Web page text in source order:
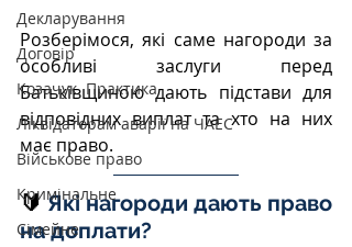
Декларування
Договір
Козачук. Практика
Ліквідаторам аварії на ЧАЕС
Військове право
Кримінальне
Сімейне
Розберімося, які саме нагороди за
особливі заслуги перед
Батьківщиною дають підстави для
відповідних виплат та хто на них
має право.
🔰 Які нагороди дають право
на доплати?